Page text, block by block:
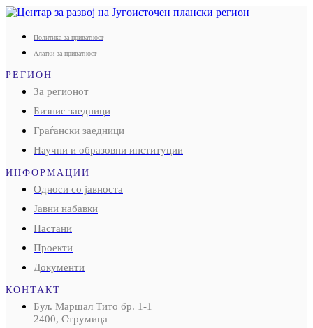
Политика за приватност
Алатки за приватност
РЕГИОН
За регионот
Бизнис заедници
Граѓански заедници
Научни и образовни институции
ИНФОРМАЦИИ
Односи со јавноста
Јавни набавки
Настани
Проекти
Документи
КОНТАКТ
Бул. Маршал Тито бр. 1-1
2400, Струмица